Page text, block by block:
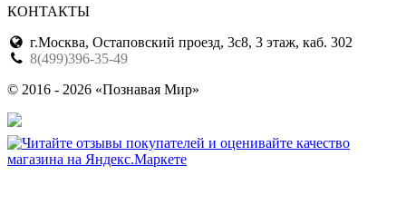
КОНТАКТЫ
г.Москва, Остаповский проезд, 3с8, 3 этаж, каб. 302
8(499)396-35-49
© 2016 - 2026 «Познавая Мир»